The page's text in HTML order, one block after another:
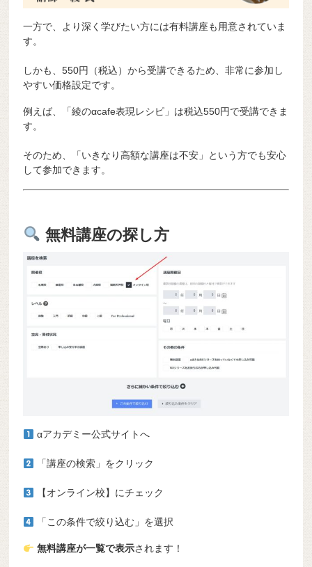
一方で、より深く学びたい方には有料講座も用意されていま
す。
しかも、550円（税込）から受講できるため、非常に参加し
やすい価格設定です。
例えば、「綾のαcafe表現レシピ」は税込550円で受講できま
す。
そのため、「いきなり高額な講座は不安」という方でも安心
して参加できます。
無料講座の探し方
αアカデミー公式サイトへ
「講座の検索」をクリック
【オンライン校】にチェック
「この条件で絞り込む」を選択
無料講座が一覧で表示されます！